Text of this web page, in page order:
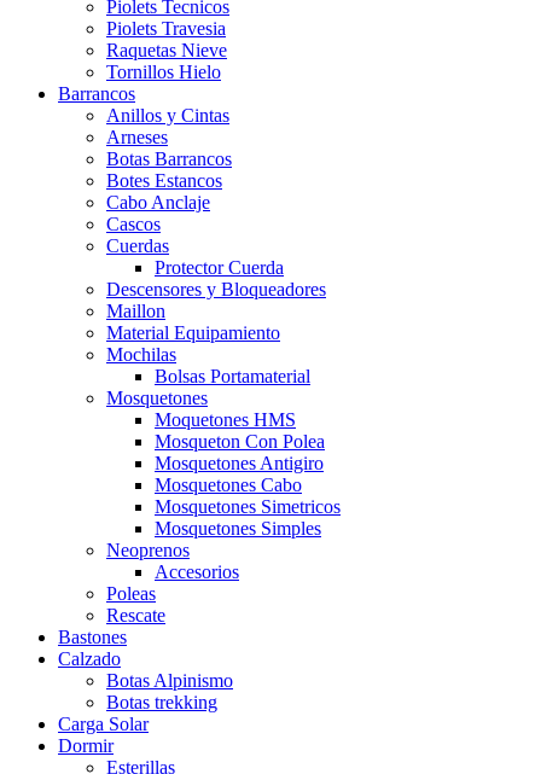
Piolets Tecnicos
Piolets Travesia
Raquetas Nieve
Tornillos Hielo
Barrancos
Anillos y Cintas
Arneses
Botas Barrancos
Botes Estancos
Cabo Anclaje
Cascos
Cuerdas
Protector Cuerda
Descensores y Bloqueadores
Maillon
Material Equipamiento
Mochilas
Bolsas Portamaterial
Mosquetones
Moquetones HMS
Mosqueton Con Polea
Mosquetones Antigiro
Mosquetones Cabo
Mosquetones Simetricos
Mosquetones Simples
Neoprenos
Accesorios
Poleas
Rescate
Bastones
Calzado
Botas Alpinismo
Botas trekking
Carga Solar
Dormir
Esterillas